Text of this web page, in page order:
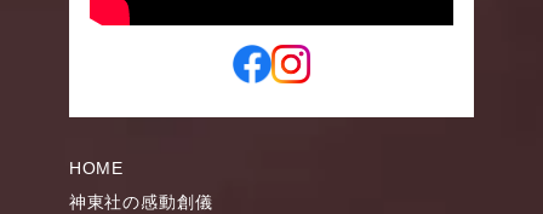
HOME
神東社の感動創儀